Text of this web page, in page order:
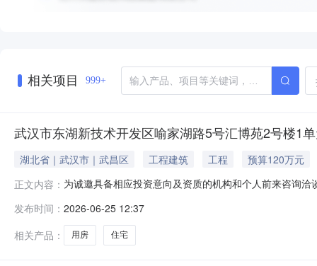
相关项目 999+
武汉市东湖新技术开发区喻家湖路5号汇博苑2号楼1
湖北省｜武汉市｜武昌区 工程建筑 工程
预算120万元
正文内容： 为诚邀具备相应投资意向及资质的机构和个人前来咨询
阶段，该资产权属清晰且不存在其他纠纷，将会向意向
格及交易条件以司法流程确
发布时间： 2026-06-25 12:37
相关产品：
用房 住宅